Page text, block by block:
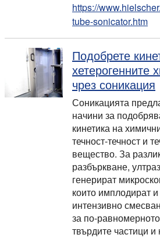
https://
tube-sonicator.htm
Подобрете
хетерогенните
чрез соникация
Соникацията
начини за
кинетика на
течност-течност и
вещество. За
разбъркване,
генерират
които имплодират
интензивно
за по-
твърдите частици